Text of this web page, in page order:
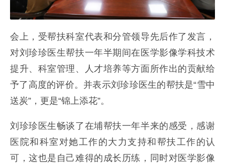
会上，受帮扶科室代表和分管领导先后作了发言，
对刘珍珍医生帮扶一年半期间在医学影像学科技术
提升、科室管理、人才培养等方面所作出的贡献给
予了高度的评价。并表示刘珍珍医生的帮扶是“雪中
送炭”，更是“锦上添花”。
刘珍珍医生畅谈了在埔帮扶一年半来的感受，感谢
医院和科室对她工作的大力支持和帮扶工作的认
可，这也是自己难得的成长历练，同时对医学影像